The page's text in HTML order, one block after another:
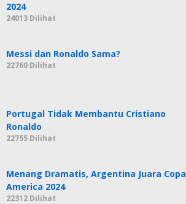
2024
24013 Dilihat
Messi dan Ronaldo Sama?
22760 Dilihat
Portugal Tidak Membantu Cristiano
Ronaldo
22755 Dilihat
Menang Dramatis, Argentina Juara Copa
America 2024
22312 Dilihat